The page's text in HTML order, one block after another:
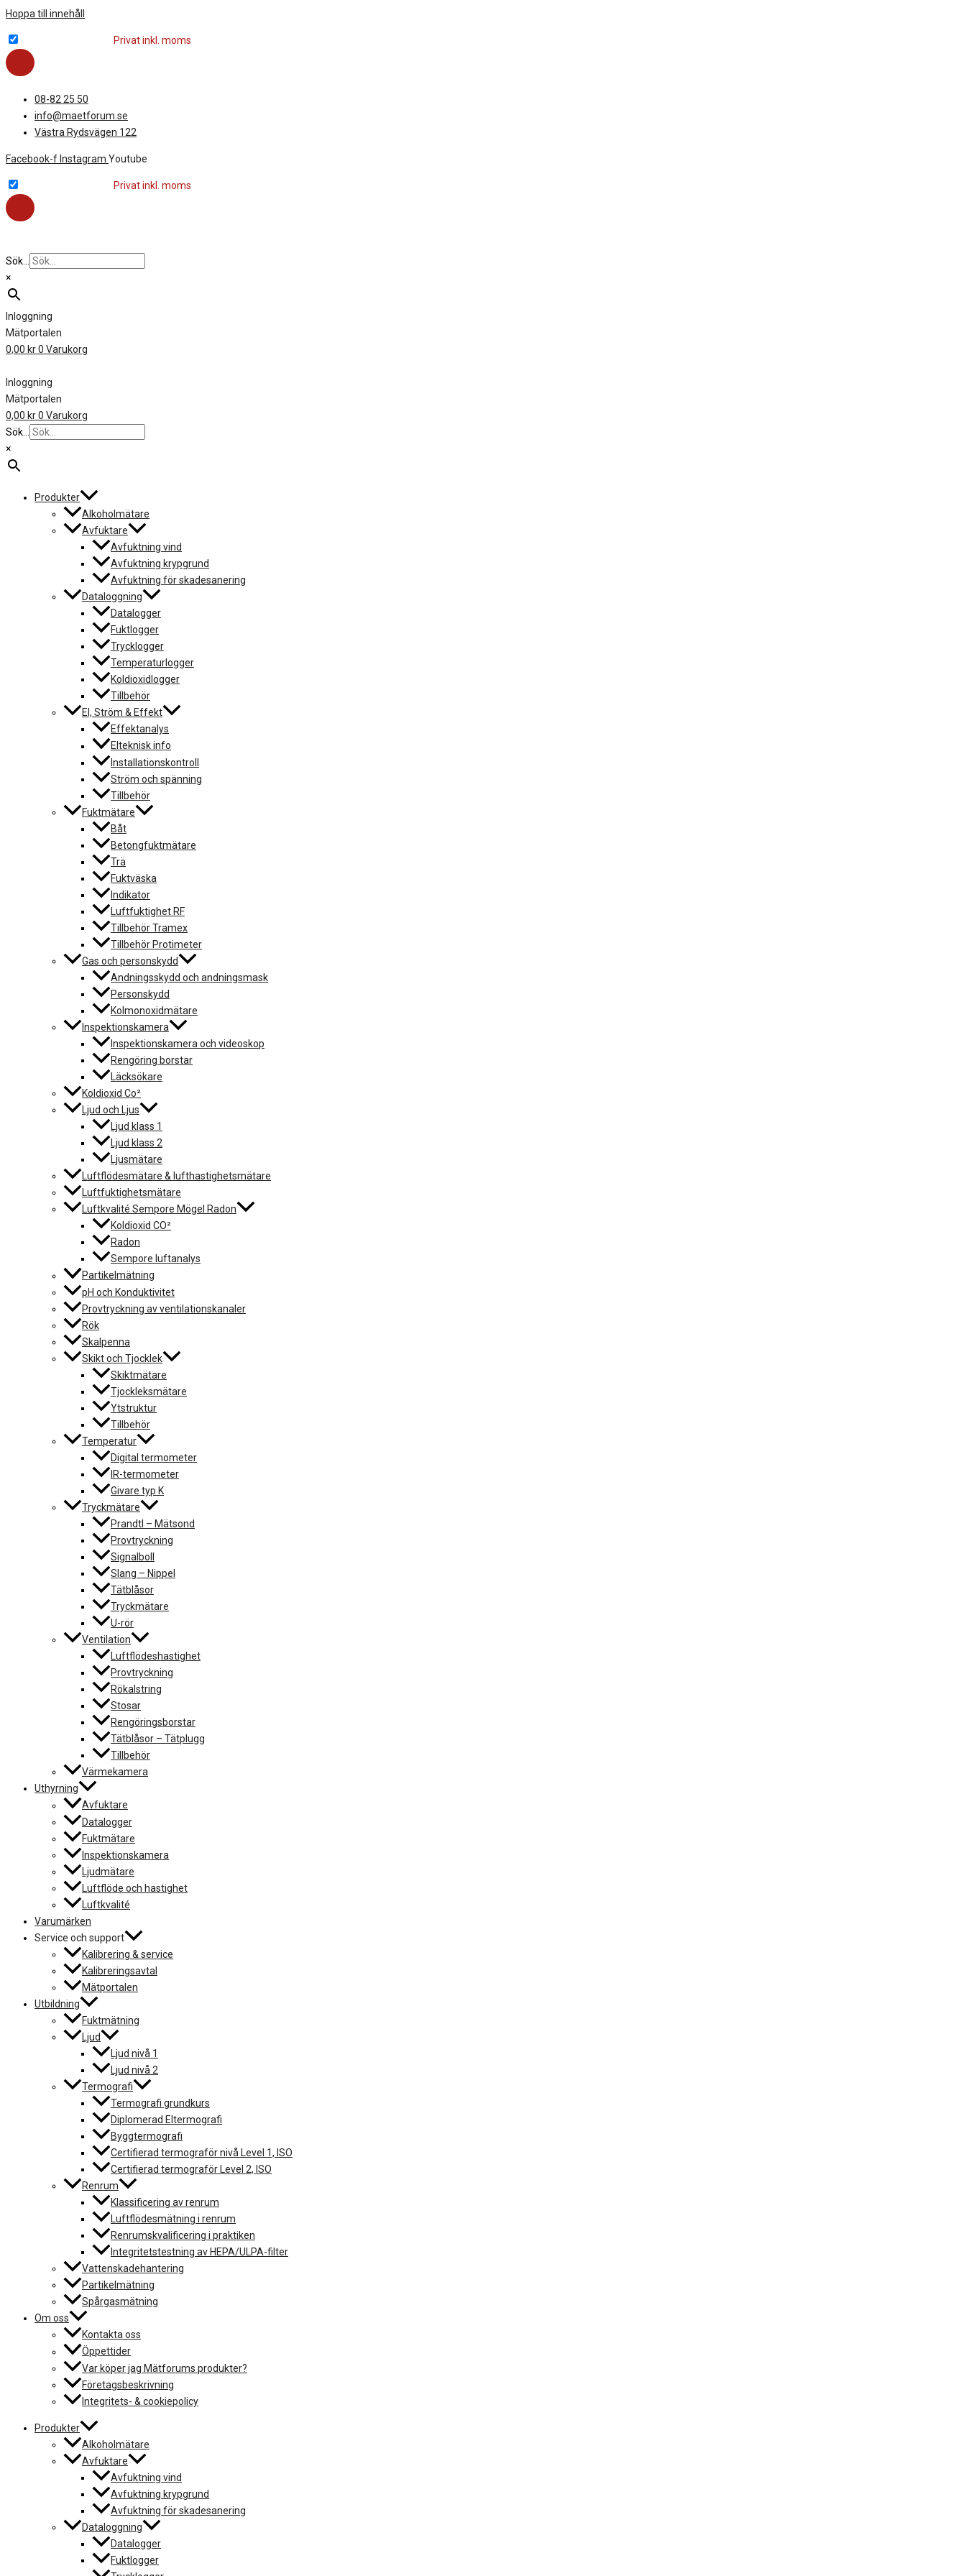
Hoppa till innehåll
Privat inkl. moms
08-82 25 50
info@maetforum.se
Västra Rydsvägen 122
Facebook-f Instagram Youtube
Privat inkl. moms
Sök...
×
Inloggning
Mätportalen
0,00 kr0 Varukorg
Inloggning
Mätportalen
0,00 kr0 Varukorg
Sök...
×
Produkter
Alkoholmätare
Avfuktare
Avfuktning vind
Avfuktning krypgrund
Avfuktning för skadesanering
Dataloggning
Datalogger
Fuktlogger
Trycklogger
Temperaturlogger
Koldioxidlogger
Tillbehör
El, Ström & Effekt
Effektanalys
Elteknisk info
Installationskontroll
Ström och spänning
Tillbehör
Fuktmätare
Båt
Betongfuktmätare
Trä
Fuktväska
Indikator
Luftfuktighet RF
Tillbehör Tramex
Tillbehör Protimeter
Gas och personskydd
Andningsskydd och andningsmask
Personskydd
Kolmonoxidmätare
Inspektionskamera
Inspektionskamera och videoskop
Rengöring borstar
Läcksökare
Koldioxid Co²
Ljud och Ljus
Ljud klass 1
Ljud klass 2
Ljusmätare
Luftflödesmätare & lufthastighetsmätare
Luftfuktighetsmätare
Luftkvalité Sempore Mögel Radon
Koldioxid CO²
Radon
Sempore luftanalys
Partikelmätning
pH och Konduktivitet
Provtryckning av ventilationskanaler
Rök
Skalpenna
Skikt och Tjocklek
Skiktmätare
Tjockleksmätare
Ytstruktur
Tillbehör
Temperatur
Digital termometer
IR-termometer
Givare typ K
Tryckmätare
Prandtl – Mätsond
Provtryckning
Signalboll
Slang – Nippel
Tätblåsor
Tryckmätare
U-rör
Ventilation
Luftflödeshastighet
Provtryckning
Rökalstring
Stosar
Rengöringsborstar
Tätblåsor – Tätplugg
Tillbehör
Värmekamera
Uthyrning
Avfuktare
Datalogger
Fuktmätare
Inspektionskamera
Ljudmätare
Luftflöde och hastighet
Luftkvalité
Varumärken
Service och support
Kalibrering & service
Kalibreringsavtal
Mätportalen
Utbildning
Fuktmätning
Ljud
Ljud nivå 1
Ljud nivå 2
Termografi
Termografi grundkurs
Diplomerad Eltermografi
Byggtermografi
Certifierad termograför nivå Level 1, ISO
Certifierad termograför Level 2, ISO
Renrum
Klassificering av renrum
Luftflödesmätning i renrum
Renrumskvalificering i praktiken
Integritetstestning av HEPA/ULPA-filter
Vattenskadehantering
Partikelmätning
Spårgasmätning
Om oss
Kontakta oss
Öppettider
Var köper jag Mätforums produkter?
Företagsbeskrivning
Integritets- & cookiepolicy
Produkter
Alkoholmätare
Avfuktare
Avfuktning vind
Avfuktning krypgrund
Avfuktning för skadesanering
Dataloggning
Datalogger
Fuktlogger